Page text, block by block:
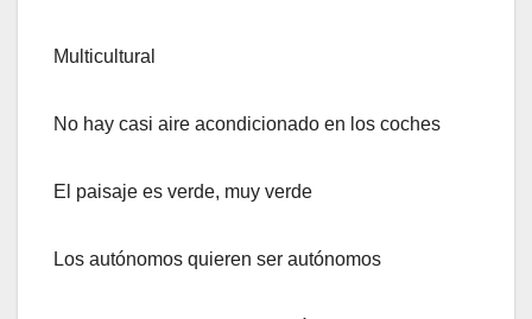
Multicultural
No hay casi aire acondicionado en los coches
El paisaje es verde, muy verde
Los autónomos quieren ser autónomos